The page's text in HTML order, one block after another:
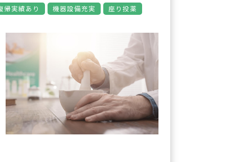
帰実績あり 機器設備充実 座り投薬